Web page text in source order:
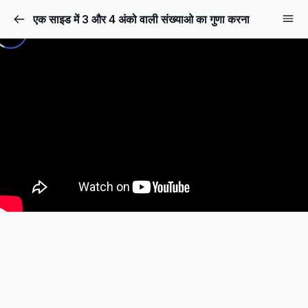
एक साइड में 3 और 4 अंको वाली संख्याओ का गुणा करना